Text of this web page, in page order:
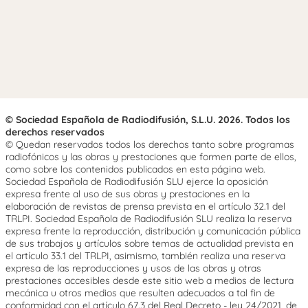
© Sociedad Española de Radiodifusión, S.L.U. 2026. Todos los
derechos reservados
© Quedan reservados todos los derechos tanto sobre programas
radiofónicos y las obras y prestaciones que formen parte de ellos,
como sobre los contenidos publicados en esta página web.
Sociedad Española de Radiodifusión SLU ejerce la oposición
expresa frente al uso de sus obras y prestaciones en la
elaboración de revistas de prensa prevista en el artículo 32.1 del
TRLPI. Sociedad Española de Radiodifusión SLU realiza la reserva
expresa frente la reproducción, distribución y comunicación pública
de sus trabajos y artículos sobre temas de actualidad prevista en
el artículo 33.1 del TRLPI, asimismo, también realiza una reserva
expresa de las reproducciones y usos de las obras y otras
prestaciones accesibles desde este sitio web a medios de lectura
mecánica u otros medios que resulten adecuados a tal fin de
conformidad con el artículo 67.3 del Real Decreto - ley 24/2021, de